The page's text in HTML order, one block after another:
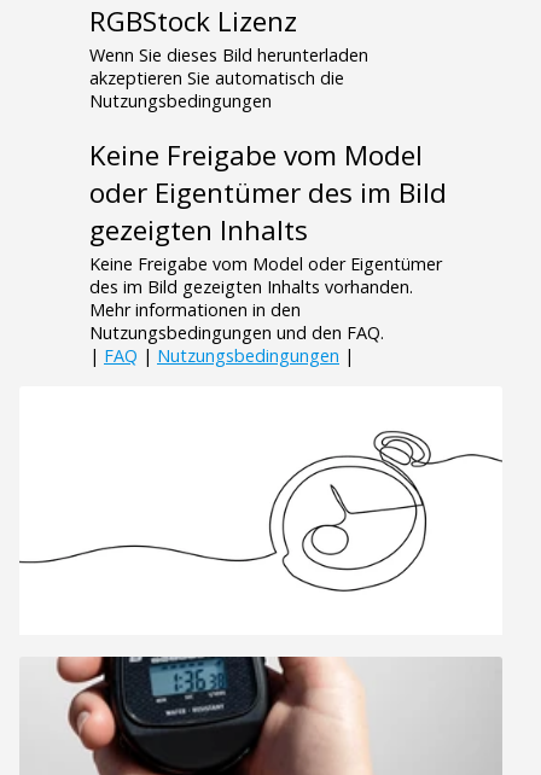
RGBStock Lizenz
Wenn Sie dieses Bild herunterladen
akzeptieren Sie automatisch die
Nutzungsbedingungen
Keine Freigabe vom Model
oder Eigentümer des im Bild
gezeigten Inhalts
Keine Freigabe vom Model oder Eigentümer
des im Bild gezeigten Inhalts vorhanden.
Mehr informationen in den
Nutzungsbedingungen und den FAQ.
| FAQ | Nutzungsbedingungen |